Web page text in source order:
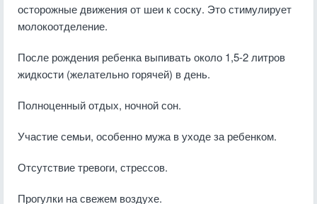
осторожные движения от шеи к соску. Это стимулирует
молокоотделение.
После рождения ребенка выпивать около 1,5-2 литров
жидкости (желательно горячей) в день.
Полноценный отдых, ночной сон.
Участие семьи, особенно мужа в уходе за ребенком.
Отсутствие тревоги, стрессов.
Прогулки на свежем воздухе.